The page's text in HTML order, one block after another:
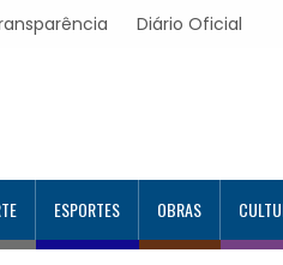
Diário Oficial
ESPORTES OBRAS